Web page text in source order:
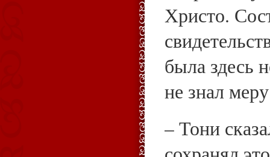
Христо.
была здесь
не знал
– Тони